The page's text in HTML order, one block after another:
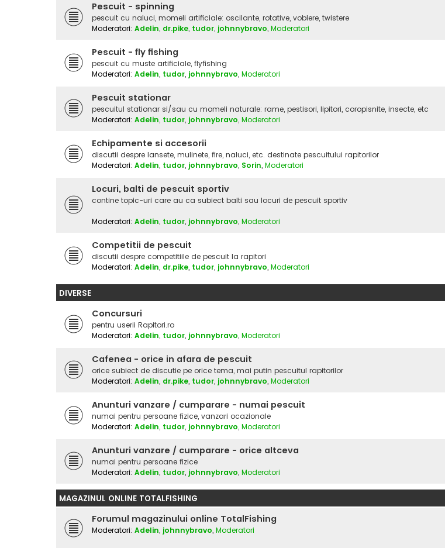
Pescuit - spinning
pescuit cu naluci, momeli artificiale: oscilante, rotative, voblere, twistere
Moderatori: Adelin, dr.pike, tudor, johnnybravo, Moderatori
Pescuit - fly fishing
pescuit cu muste artificiale, flyfishing
Moderatori: Adelin, tudor, johnnybravo, Moderatori
Pescuit stationar
pescuitul stationar si/sau cu momeli naturale: rame, pestisori, lipitori, coropisnite, insecte, etc
Moderatori: Adelin, tudor, johnnybravo, Moderatori
Echipamente si accesorii
discutii despre lansete, mulinete, fire, naluci, etc. destinate pescuitului rapitorilor
Moderatori: Adelin, tudor, johnnybravo, Sorin, Moderatori
Locuri, balti de pescuit sportiv
contine topic-uri care au ca subiect balti sau locuri de pescuit sportiv
Moderatori: Adelin, tudor, johnnybravo, Moderatori
Competitii de pescuit
discutii despre competitiile de pescuit la rapitori
Moderatori: Adelin, dr.pike, tudor, johnnybravo, Moderatori
DIVERSE
Concursuri
pentru userii Rapitori.ro
Moderatori: Adelin, tudor, johnnybravo, Moderatori
Cafenea - orice in afara de pescuit
orice subiect de discutie pe orice tema, mai putin pescuitul rapitorilor
Moderatori: Adelin, dr.pike, tudor, johnnybravo, Moderatori
Anunturi vanzare / cumparare - numai pescuit
numai pentru persoane fizice, vanzari ocazionale
Moderatori: Adelin, tudor, johnnybravo, Moderatori
Anunturi vanzare / cumparare - orice altceva
numai pentru persoane fizice
Moderatori: Adelin, tudor, johnnybravo, Moderatori
MAGAZINUL ONLINE TOTALFISHING
Forumul magazinului online TotalFishing
Moderatori: Adelin, johnnybravo, Moderatori